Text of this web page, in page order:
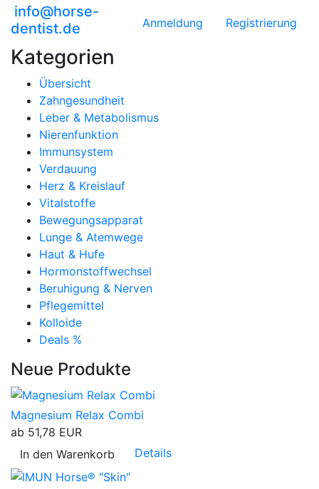
info@horse-
dentist.de
Anmeldung Registrierung
Kategorien
Übersicht
Zahngesundheit
Leber & Metabolismus
Nierenfunktion
Immunsystem
Verdauung
Herz & Kreislauf
Vitalstoffe
Bewegungsapparat
Lunge & Atemwege
Haut & Hufe
Hormonstoffwechsel
Beruhigung & Nerven
Pflegemittel
Kolloide
Deals %
Neue Produkte
Magnesium Relax Combi
ab 51,78 EUR
In den Warenkorb
Details